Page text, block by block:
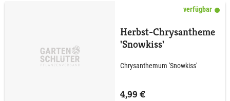
verfügbar
Herbst-Chrysantheme
'Snowkiss'
Chrysanthemum 'Snowkiss'
4,99 €